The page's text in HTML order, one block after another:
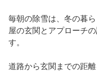
毎朝の除雪は、冬の暮
屋の玄関とアプローチ
す。
道路から玄関までの距